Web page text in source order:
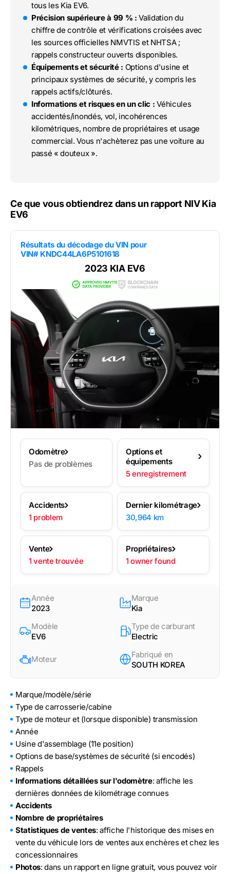
tous les Kia EV6.
Précision supérieure à 99 % : Validation du
chiffre de contrôle et vérifications croisées avec
les sources officielles NMVTIS et NHTSA ;
rappels constructeur ouverts disponibles.
Équipements et sécurité : Options d'usine et
principaux systèmes de sécurité, y compris les
rappels actifs/clôturés.
Informations et risques en un clic : Véhicules
accidentés/inondés, vol, incohérences
kilométriques, nombre de propriétaires et usage
commercial. Vous n'achèterez pas une voiture au
passé « douteux ».
Ce que vous obtiendrez dans un rapport NIV Kia
EV6
Résultats du décodage du VIN pour
VIN# KNDC44LA6P5101618
2023 KIA EV6
Odomètre
Pas de problèmes
Options et
équipements
5 enregistrement
Accidents
1 problem
Dernier kilométrage
30,964 km
Vente
1 vente trouvée
Propriétaires
1 owner found
Année
2023
Marque
Kia
Modèle
EV6
Type de carburant
Electric
Moteur
Fabriqué en
SOUTH KOREA
Marque/modèle/série
Type de carrosserie/cabine
Type de moteur et (lorsque disponible) transmission
Année
Usine d'assemblage (11e position)
Options de base/systèmes de sécurité (si encodés)
Rappels
Informations détaillées sur l'odomètre: affiche les
dernières données de kilométrage connues
Accidents
Nombre de propriétaires
Statistiques de ventes: affiche l'historique des mises en
vente du véhicule lors de ventes aux enchères et chez les
concessionnaires
Photos: dans un rapport en ligne gratuit, vous pouvez voir